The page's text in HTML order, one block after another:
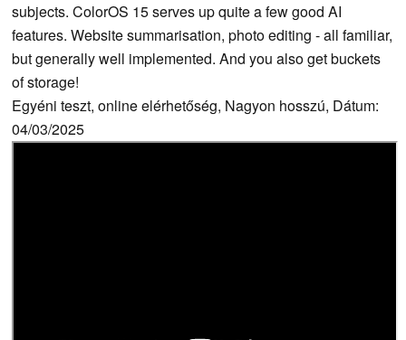
subjects. ColorOS 15 serves up quite a few good AI
features. Website summarisation, photo editing - all familiar,
but generally well implemented. And you also get buckets
of storage!
Egyéni teszt, online elérhetőség, Nagyon hosszú, Dátum:
04/03/2025